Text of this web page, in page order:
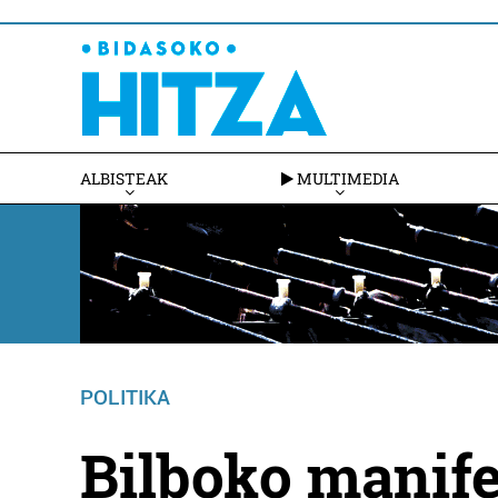
ALBISTEAK MULTIMEDIA
POLITIKA
Bilboko